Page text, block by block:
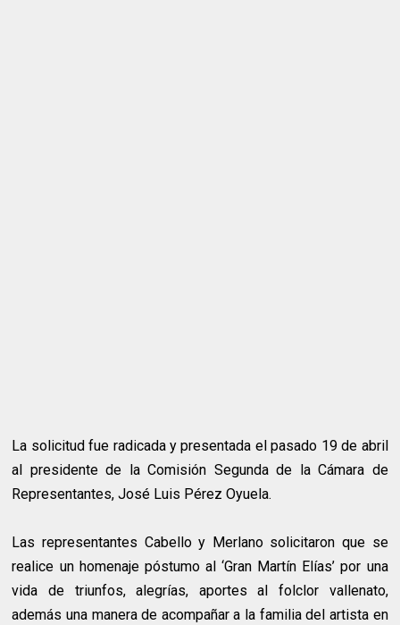
La solicitud fue radicada y presentada el pasado 19 de abril
al presidente de la Comisión Segunda de la Cámara de
Representantes, José Luis Pérez Oyuela.
Las representantes Cabello y Merlano solicitaron que se
realice un homenaje póstumo al ‘Gran Martín Elías’ por una
vida de triunfos, alegrías, aportes al folclor vallenato,
además una manera de acompañar a la familia del artista en